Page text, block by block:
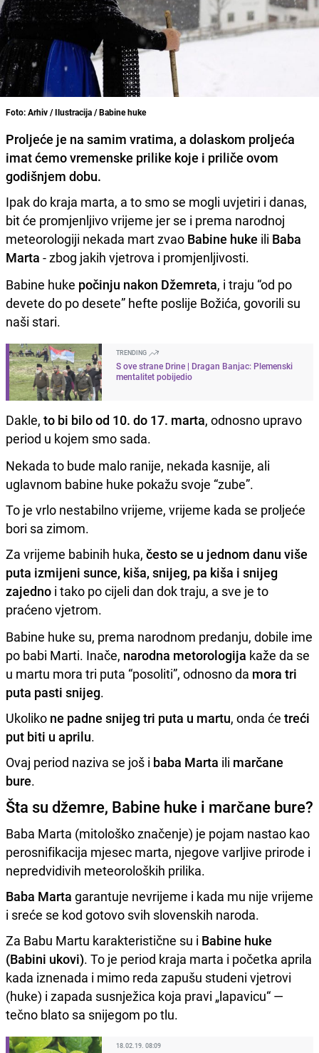
Foto: Arhiv / Ilustracija / Babine huke
Proljeće je na samim vratima, a dolaskom proljeća
imat ćemo vremenske prilike koje i priliče ovom
godišnjem dobu.
Ipak do kraja marta, a to smo se mogli uvjetiri i danas,
bit će promjenljivo vrijeme jer se i prema narodnoj
meteorologiji nekada mart zvao Babine huke ili Baba
Marta - zbog jakih vjetrova i promjenljivosti.
Babine huke počinju nakon Džemreta, i traju “od po
devete do po desete” hefte poslije Božića, govorili su
naši stari.
TRENDING
S ove strane Drine | Dragan Banjac: Plemenski
mentalitet pobijedio
Dakle, to bi bilo od 10. do 17. marta, odnosno upravo
period u kojem smo sada.
Nekada to bude malo ranije, nekada kasnije, ali
uglavnom babine huke pokažu svoje “zube”.
To je vrlo nestabilno vrijeme, vrijeme kada se proljeće
bori sa zimom.
Za vrijeme babinih huka, često se u jednom danu više
puta izmijeni sunce, kiša, snijeg, pa kiša i snijeg
zajedno i tako po cijeli dan dok traju, a sve je to
praćeno vjetrom.
Babine huke su, prema narodnom predanju, dobile ime
po babi Marti. Inače, narodna metorologija kaže da se
u martu mora tri puta “posoliti”, odnosno da mora tri
puta pasti snijeg.
Ukoliko ne padne snijeg tri puta u martu, onda će treći
put biti u aprilu.
Ovaj period naziva se još i baba Marta ili marčane
bure.
Šta su džemre, Babine huke i marčane bure?
Baba Marta (mitološko značenje) je pojam nastao kao
perosnifikacija mjesec marta, njegove varljive prirode i
nepredvidivih meteoroloških prilika.
Baba Marta garantuje nevrijeme i kada mu nije vrijeme
i sreće se kod gotovo svih slovenskih naroda.
Za Babu Martu karakteristične su i Babine huke
(Babini ukovi). To je period kraja marta i početka aprila
kada iznenada i mimo reda zapušu studeni vjetrovi
(huke) i zapada susnježica koja pravi „lapavicu“ —
tečno blato sa snijegom po tlu.
18.02.19. 08:09